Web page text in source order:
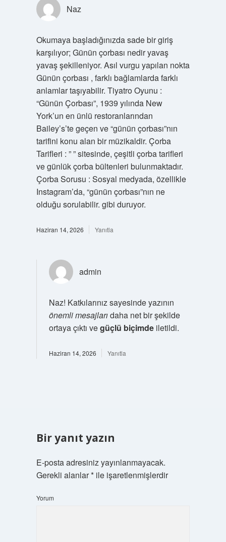
Naz
Okumaya başladığınızda sade bir giriş
karşılıyor; Günün çorbası nedir yavaş
yavaş şekilleniyor. Asıl vurgu yapılan nokta
Günün çorbası , farklı bağlamlarda farklı
anlamlar taşıyabilir. Tiyatro Oyunu :
“Günün Çorbası”, 1939 yılında New
York’un en ünlü restoranlarından
Bailey’s’te geçen ve “günün çorbası”nın
tarifini konu alan bir müzikaldir. Çorba
Tarifleri : ” ” sitesinde, çeşitli çorba tarifleri
ve günlük çorba bültenleri bulunmaktadır.
Çorba Sorusu : Sosyal medyada, özellikle
Instagram’da, “günün çorbası”nın ne
olduğu sorulabilir. gibi duruyor.
Haziran 14, 2026 Yanıtla
admin
Naz! Katkılarınız sayesinde yazının
önemli mesajlarıdaha net bir şekilde
ortaya çıktı vegüçlü biçimdeiletildi.
Haziran 14, 2026 Yanıtla
Bir yanıt yazın
E-posta adresiniz yayınlanmayacak.
Gerekli alanlar*ile işaretlenmişlerdir
Yorum